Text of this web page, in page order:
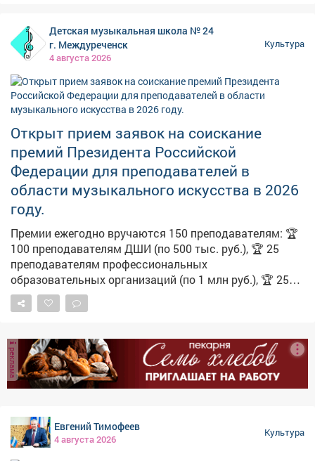
- голос машиниста поровоза Лидии, свидетеля тех
событий. Она проведет вас через все ужасы и
надежды военных лет так, будто вы были там. И в
«видели» ту войну. Приходите, мы расскажем.
Детская музыкальная школа № 24
г. Междуреченск
4 августа 2026
Культура
Открыт прием заявок на соискание
премий Президента Российской
Федерации для преподавателей в
области музыкального искусства в 2026
году.
Премии ежегодно вручаются 150 преподавателям: 🏆
100 преподавателям ДШИ (по 500 тыс. руб.), 🏆 25
преподавателям профессиональных
образовательных организаций (по 1 млн руб.), 🏆 25
преподавателям организаций высшего образования
(по 1 млн руб.). Основными критериями отбора
методик, ✅ наличие учеников, демонстрирующих
высокие результаты обучения, ✅ наличие опыта
участия соискателя в творческих мероприятиях. ❗На
соискание премий преподавателей выдвигают
основным местом их работы. 🔔 Срок подачи
документов на соискателей - до 20 августа. ✍
Подробная информация, инструкции для организаций
реклама
Евгений Тимофеев
4 августа 2026
Культура